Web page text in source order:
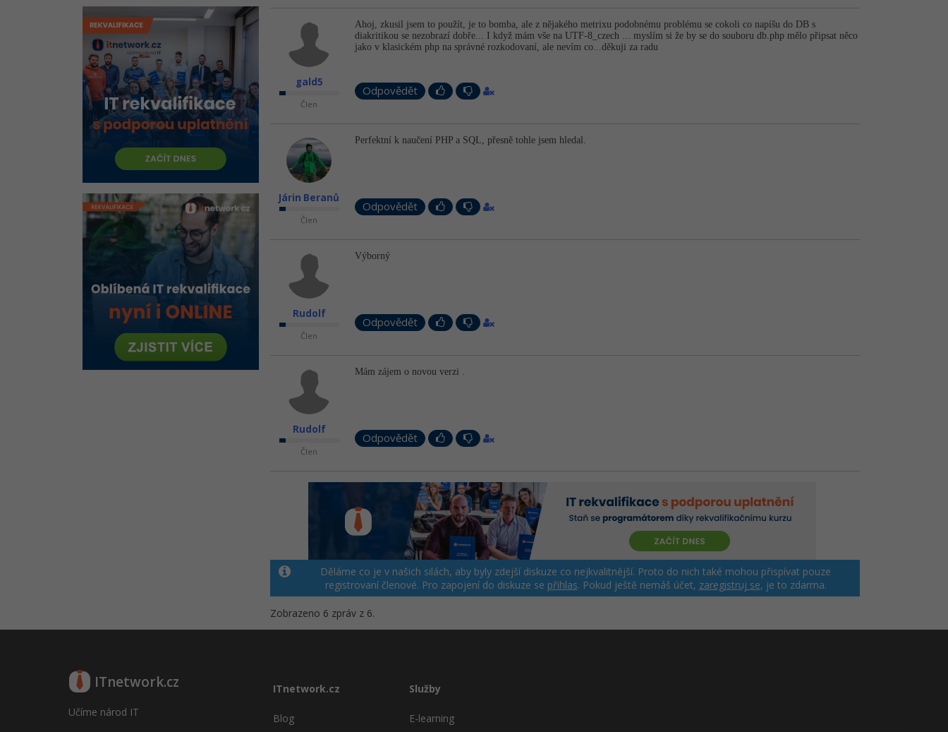
Bezpečnost
PostgreSQL
SQLite
Softwarové architektury a
dependency injection
Metodiky vývoje softwaru
Standardy
Best practices
WordPress - Tvorba webů
snadno a rychle
Algoritmy
Online test znalostí PHP
gald5
Člen
Ahoj, zkusil jsem to použít, je to bomba, ale z nějakého metrixu podobnému problému se cokoli co napíšu do DB s
diakritikou se nezobrazí dobře... I když mám vše na UTF-8_czech ... myslím si že by se do souboru db.php mělo připsat něco
jako v klasickém php na správné rozkodovaní, ale nevím co...děkuji za radu
Odpovědět
Járin Beranů
Člen
Perfektní k naučení PHP a SQL, přesně tohle jsem hledal.
Odpovědět
Rudolf
Člen
Výborný
Odpovědět
Rudolf
Člen
Mám zájem o novou verzi .
Odpovědět
Děláme co je v našich silách, aby byly zdejší diskuze co nejkvalitnější. Proto do nich také mohou přispívat pouze
registrovaní členové. Pro zapojení do diskuze se přihlas. Pokud ještě nemáš účet, zaregistruj se, je to zdarma.
Zobrazeno 6 zpráv z 6.
ITnetwork.cz
Učíme národ IT
ITnetwork.cz
Blog
Služby
E-learning